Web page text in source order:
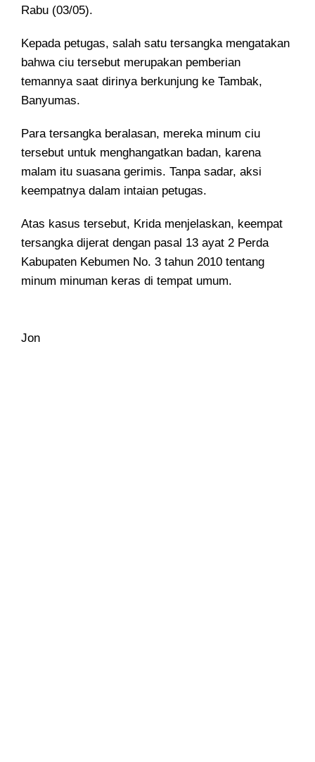
Rabu (03/05).
Kepada petugas, salah satu tersangka mengatakan
bahwa ciu tersebut merupakan pemberian
temannya saat dirinya berkunjung ke Tambak,
Banyumas.
Para tersangka beralasan, mereka minum ciu
tersebut untuk menghangatkan badan, karena
malam itu suasana gerimis. Tanpa sadar, aksi
keempatnya dalam intaian petugas.
Atas kasus tersebut, Krida menjelaskan, keempat
tersangka dijerat dengan pasal 13 ayat 2 Perda
Kabupaten Kebumen No. 3 tahun 2010 tentang
minum minuman keras di tempat umum.
Jon